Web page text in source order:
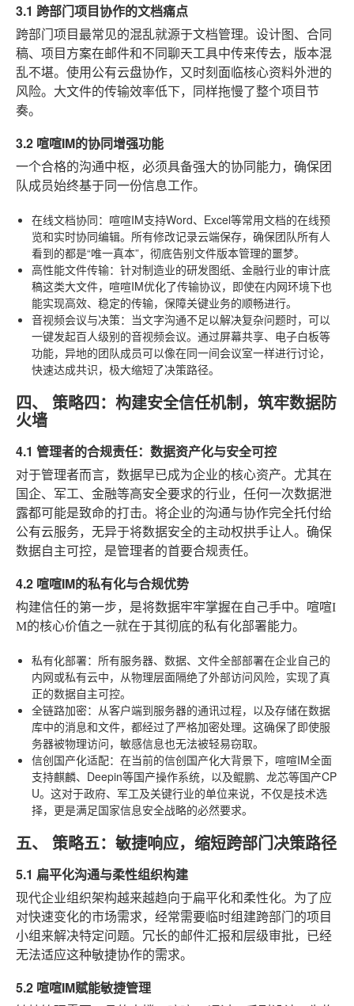
3.1 跨部门项目协作的文档痛点
跨部门项目最常见的混乱就源于文档管理。设计图、合同
稿、项目方案在邮件和不同聊天工具中传来传去，版本混
乱不堪。使用公有云盘协作，又时刻面临核心资料外泄的
风险。大文件的传输效率低下，同样拖慢了整个项目节
奏。
3.2 喧喧IM的协同增强功能
一个合格的沟通中枢，必须具备强大的协同能力，确保团
队成员始终基于同一份信息工作。
在线文档协同：喧喧IM支持Word、Excel等常用文档的在线预
览和实时协同编辑。所有修改记录云端保存，确保团队所有人
看到的都是“唯一真本”，彻底告别文件版本管理的噩梦。
高性能文件传输：针对制造业的研发图纸、金融行业的审计底
稿这类大文件，喧喧IM优化了传输协议，即使在内网环境下也
能实现高效、稳定的传输，保障关键业务的顺畅进行。
音视频会议与决策：当文字沟通不足以解决复杂问题时，可以
一键发起百人级别的音视频会议。通过屏幕共享、电子白板等
功能，异地的团队成员可以像在同一间会议室一样进行讨论，
快速达成共识，极大缩短了决策路径。
四、 策略四：构建安全信任机制，筑牢数据防
火墙
4.1 管理者的合规责任：数据资产化与安全可控
对于管理者而言，数据早已成为企业的核心资产。尤其在
国企、军工、金融等高安全要求的行业，任何一次数据泄
露都可能是致命的打击。将企业的沟通与协作完全托付给
公有云服务，无异于将数据安全的主动权拱手让人。确保
数据自主可控，是管理者的首要合规责任。
4.2 喧喧IM的私有化与合规优势
构建信任的第一步，是将数据牢牢掌握在自己手中。喧喧I
M的核心价值之一就在于其彻底的私有化部署能力。
私有化部署：所有服务器、数据、文件全部部署在企业自己的
内网或私有云中，从物理层面隔绝了外部访问风险，实现了真
正的数据自主可控。
全链路加密：从客户端到服务器的通讯过程，以及存储在数据
库中的消息和文件，都经过了严格加密处理。这确保了即使服
务器被物理访问，敏感信息也无法被轻易窃取。
信创国产化适配：在当前的信创国产化大背景下，喧喧IM全面
支持麒麟、Deepin等国产操作系统，以及鲲鹏、龙芯等国产CP
U。这对于政府、军工及关键行业的单位来说，不仅是技术选
择，更是满足国家信息安全战略的必然要求。
五、 策略五：敏捷响应，缩短跨部门决策路径
5.1 扁平化沟通与柔性组织构建
现代企业组织架构越来越趋向于扁平化和柔性化。为了应
对快速变化的市场需求，经常需要临时组建跨部门的项目
小组来解决特定问题。冗长的邮件汇报和层级审批，已经
无法适应这种敏捷协作的需求。
5.2 喧喧IM赋能敏捷管理